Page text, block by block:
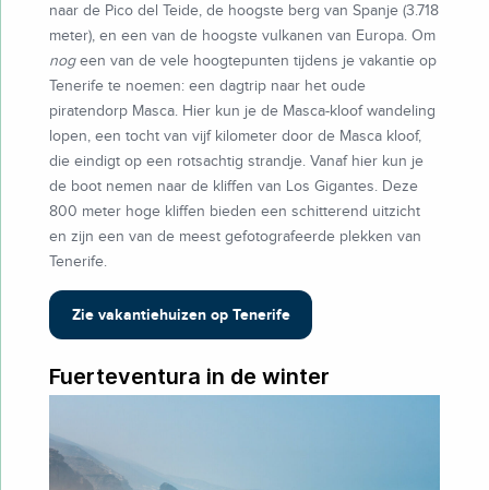
naar de Pico del Teide, de hoogste berg van Spanje (3.718
meter), en een van de hoogste vulkanen van Europa. Om
nogeen van de vele hoogtepunten tijdens je vakantie op
Tenerife te noemen: een dagtrip naar het oude
piratendorp Masca. Hier kun je de Masca-kloof wandeling
lopen, een tocht van vijf kilometer door de Masca kloof,
die eindigt op een rotsachtig strandje. Vanaf hier kun je
de boot nemen naar de kliffen van Los Gigantes. Deze
800 meter hoge kliffen bieden een schitterend uitzicht
en zijn een van de meest gefotografeerde plekken van
Tenerife.
Zie vakantiehuizen op Tenerife
Fuerteventura in de winter